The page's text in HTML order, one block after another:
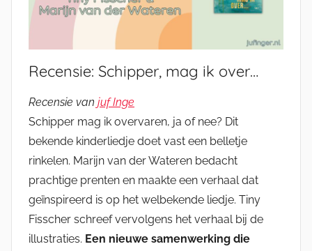
Recensie: Schipper, mag ik over…
Recensie van juf Inge
Schipper mag ik overvaren, ja of nee? Dit
bekende kinderliedje doet vast een belletje
rinkelen. Marijn van der Wateren bedacht
prachtige prenten en maakte een verhaal dat
geïnspireerd is op het welbekende liedje. Tiny
Fisscher schreef vervolgens het verhaal bij de
illustraties. Een nieuwe samenwerking die